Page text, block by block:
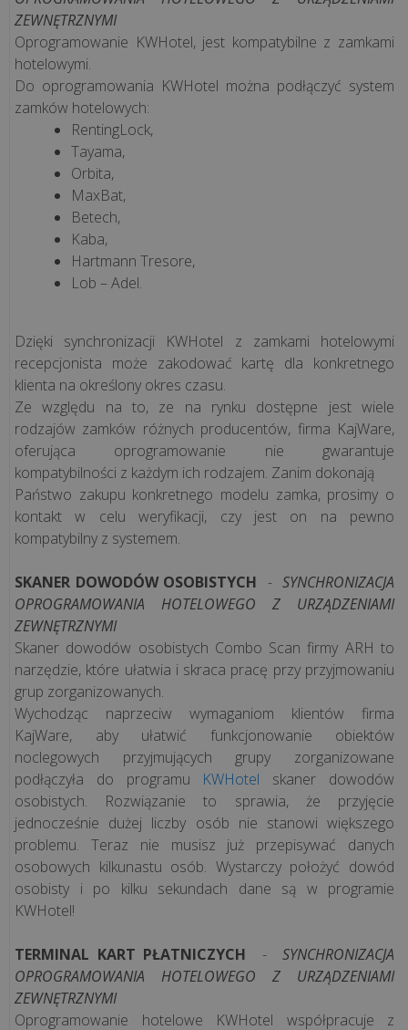
ZEWNĘTRZNYMI
Oprogramowanie KWHotel, jest kompatybilne z zamkami
hotelowymi.
Do oprogramowania KWHotel można podłączyć system
zamków hotelowych:
RentingLock,
Tayama,
Orbita,
MaxBat,
Betech,
Kaba,
Hartmann Tresore,
Lob – Adel.
Dzięki synchronizacji KWHotel z zamkami hotelowymi
recepcjonista może zakodować kartę dla konkretnego
klienta na określony okres czasu.
Ze względu na to, ze na rynku dostępne jest wiele
rodzajów zamków różnych producentów, firma KajWare,
oferująca oprogramowanie nie gwarantuje
kompatybilności z każdym ich rodzajem. Zanim dokonają
Państwo zakupu konkretnego modelu zamka, prosimy o
kontakt w celu weryfikacji, czy jest on na pewno
kompatybilny z systemem.
SKANER DOWODÓW OSOBISTYCH -SYNCHRONIZACJA
OPROGRAMOWANIA HOTELOWEGO Z URZĄDZENIAMI
ZEWNĘTRZNYMI
Skaner dowodów osobistych Combo Scan firmy ARH to
narzędzie, które ułatwia i skraca pracę przy przyjmowaniu
grup zorganizowanych.
Wychodząc naprzeciw wymaganiom klientów firma
KajWare, aby ułatwić funkcjonowanie obiektów
noclegowych przyjmujących grupy zorganizowane
podłączyła do programu KWHotel skaner dowodów
osobistych. Rozwiązanie to sprawia, że przyjęcie
jednocześnie dużej liczby osób nie stanowi większego
problemu. Teraz nie musisz już przepisywać danych
osobowych kilkunastu osób. Wystarczy położyć dowód
osobisty i po kilku sekundach dane są w programie
KWHotel!
TERMINAL KART PŁATNICZYCH -SYNCHRONIZACJA
OPROGRAMOWANIA HOTELOWEGO Z URZĄDZENIAMI
ZEWNĘTRZNYMI
Oprogramowanie hotelowe KWHotel współpracuje z